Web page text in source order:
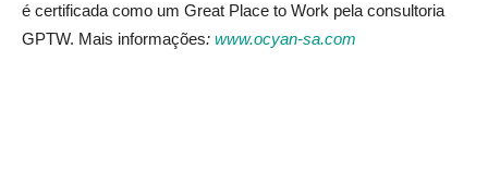
é certificada como um Great Place to Work pela consultoria
GPTW. Mais informações: www.ocyan-sa.com